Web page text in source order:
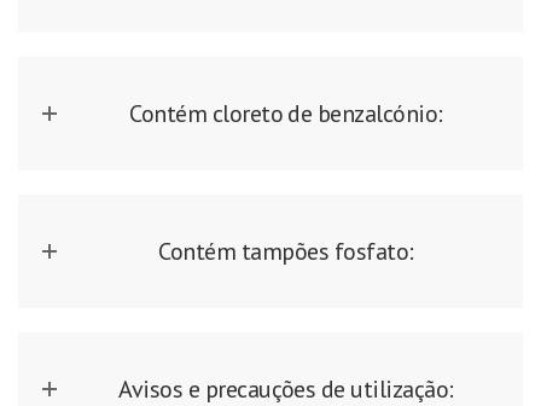
Contém cloreto de benzalcónio:
Contém tampões fosfato:
Avisos e precauções de utilização: